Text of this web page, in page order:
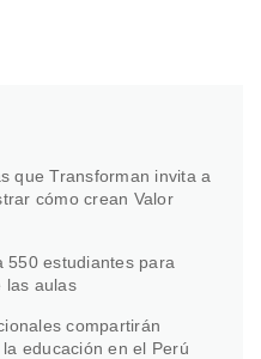
que Transforman invita a
cómo crean Valor
550 estudiantes para
las aulas
compartirán
educación en el Perú